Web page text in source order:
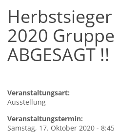
2020 Gruppe
ABGESAGT !!
Veranstaltungsart:
Ausstellung
Veranstaltungstermin:
Samstag, 17. Oktober 2020 - 8:45